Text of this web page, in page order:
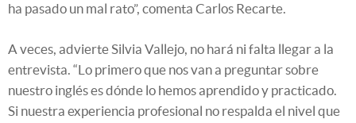
ha pasado un mal rato”, comenta Carlos Recarte.
A veces, advierte Silvia Vallejo, no hará ni falta llegar a la
entrevista. “Lo primero que nos van a preguntar sobre
nuestro inglés es dónde lo hemos aprendido y practicado.
Si nuestra experiencia profesional no respalda el nivel que